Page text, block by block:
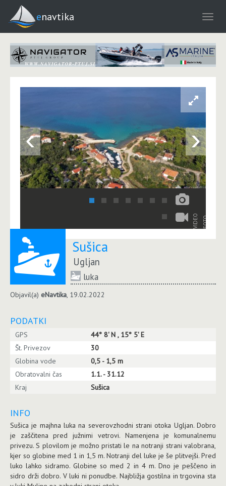
enavtika
‹ ›
VIDEO FOTO
Sušica
Ugljan
luka
Objavil(a) eNavtika, 19.02.2022
PODATKI
GPS
44° 8' N , 15° 5' E
Št. Privezov
30
Globina vode
0,5 - 1,5 m
Obratovalni čas
1.1. - 31.12
Kraj
Sušica
INFO
Sušica je majhna luka na severovzhodni strani otoka Ugljan. Dobro
je zaščitena pred južnimi vetrovi. Namenjena je komunalnemu
privezu. S plovilom je možno pristati le na notranji strani valobrana,
kjer so globine med 1 in 1,5 m. Notranji del luke je še plitvejši. Pred
luko lahko sidramo. Globine so med 2 in 4 m. Dno je peščeno in
sidro drži dobro. V luki ni ponudbe. Najbližja gostilna in trgovina sta